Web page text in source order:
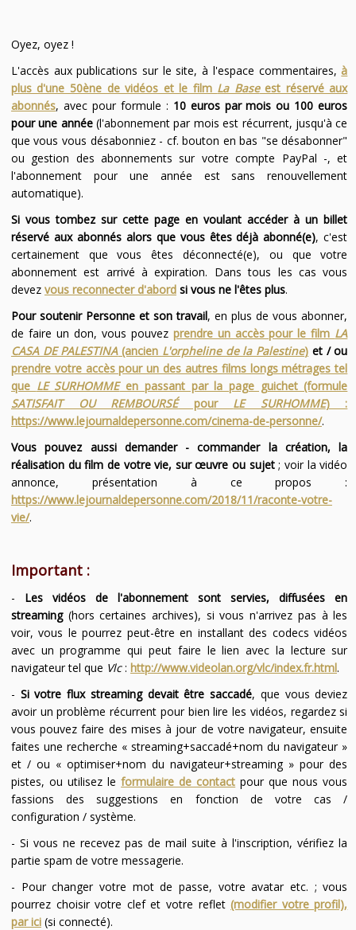
Oyez, oyez !
L'accès aux publications sur le site, à l'espace commentaires,à
plus d'une 50ène de vidéos et le film La Baseest réservé aux
abonnés, avec pour formule : 10 euros par mois ou 100 euros
pour une année(l'abonnement par mois est récurrent, jusqu'à ce
que vous vous désabonniez - cf. bouton en bas "se désabonner"
ou gestion des abonnements sur votre compte PayPal -, et
l'abonnement pour une année est sans renouvellement
automatique).
Si vous tombez sur cette page en voulant accéder à un billet
réservé aux abonnés alors que vous êtes déjà abonné(e), c'est
certainement que vous êtes déconnecté(e), ou que votre
abonnement est arrivé à expiration. Dans tous les cas vous
devez vous reconnecter d'abordsi vous ne l'êtes plus.
Pour soutenir Personne et son travail, en plus de vous abonner,
de faire un don, vous pouvez prendre un accès pour le film LA
CASA DE PALESTINA(ancien L'orpheline de la Palestine) et / ou
prendre votre accès pour un des autres films longs métrages tel
que LE SURHOMMEen passant par la page guichet (formule
SATISFAIT OU REMBOURSÉpour LE SURHOMME) :
https://www.lejournaldepersonne.com/cinema-de-personne/.
Vous pouvez aussi demander - commander la création, la
réalisation du film de votre vie, sur œuvre ou sujet; voir la vidéo
annonce, présentation à ce propos :
https://www.lejournaldepersonne.com/2018/11/raconte-votre-
vie/.
Important :
- Les vidéos de l'abonnement sont servies, diffusées en
streaming(hors certaines archives), si vous n'arrivez pas à les
voir, vous le pourrez peut-être en installant des codecs vidéos
avec un programme qui peut faire le lien avec la lecture sur
navigateur tel que Vlc: http://www.videolan.org/vlc/index.fr.html.
- Si votre flux streaming devait être saccadé, que vous deviez
avoir un problème récurrent pour bien lire les vidéos, regardez si
vous pouvez faire des mises à jour de votre navigateur, ensuite
faites une recherche « streaming+saccadé+nom du navigateur »
et / ou « optimiser+nom du navigateur+streaming » pour des
pistes, ou utilisez leformulaire de contact pour que nous vous
fassions des suggestions en fonction de votre cas /
configuration / système.
- Si vous ne recevez pas de mail suite à l'inscription, vérifiez la
partie spam de votre messagerie.
- Pour changer votre mot de passe, votre avatar etc. ; vous
pourrez choisir votre clef et votre reflet(modifier votre profil),
par ici(si connecté).